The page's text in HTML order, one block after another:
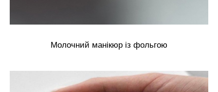
Молочний манікюр із фольгою